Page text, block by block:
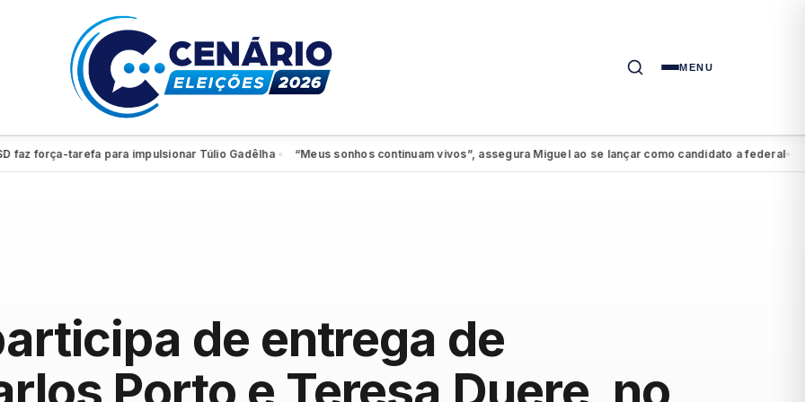
MENU
tarefa para impulsionar Túlio Gadêlha● “Meus sonhos continuam vivos”, assegura Miguel ao se lançar como candidato a federal● PSDB-
de entrega de